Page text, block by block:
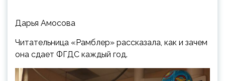
Дарья Амосова
Читательница «Рамблер» рассказала, как и зачем
она сдает ФГДС каждый год.